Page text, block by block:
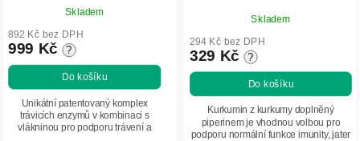
hodnocení
produktu
je
5,0
z
hvězdiček.
Skladem
892 Kč bez DPH
999 Kč ?
Do košíku
Unikátní patentovaný komplex
trávicích enzymů v kombinaci s
vlákninou pro podporu trávení a
produktu
je
5,0
z
hvězdiček.
Skladem
294 Kč bez DPH
329 Kč ?
Do košíku
Kurkumin z kurkumy doplněný
piperinem je vhodnou volbou pro
podporu normální funkce imunity, jater